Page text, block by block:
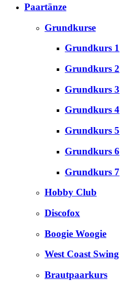
Paartänze
Grundkurse
Grundkurs 1
Grundkurs 2
Grundkurs 3
Grundkurs 4
Grundkurs 5
Grundkurs 6
Grundkurs 7
Hobby Club
Discofox
Boogie Woogie
West Coast Swing
Brautpaarkurs